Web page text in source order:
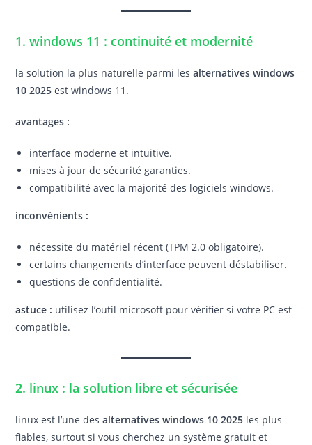
1. windows 11 : continuité et modernité
la solution la plus naturelle parmi lesalternatives windows
10 2025 est windows 11.
avantages :
interface moderne et intuitive.
mises à jour de sécurité garanties.
compatibilité avec la majorité des logiciels windows.
inconvénients :
nécessite du matériel récent (TPM 2.0 obligatoire).
certains changements d’interface peuvent déstabiliser.
questions de confidentialité.
astuce : utilisez l’outil microsoft pour vérifier si votre PC est
compatible.
2. linux : la solution libre et sécurisée
linux est l’une desalternatives windows 10 2025 les plus
fiables, surtout si vous cherchez un système gratuit et